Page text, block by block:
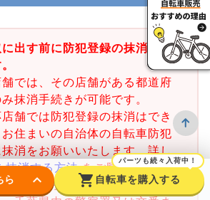
出す前に防犯登録の抹消をお
では、その店舗がある都道府
抹消手続きが可能です。
舗では防犯登録の抹消はでき
住まいの自治体の自転車防犯
消をお願いいたします。詳し
抹消する方法をご覧ください。
録抹消手続きは店舗で行うこ
ら keyboard_arrow_down shopping_cart
パーツも続々入荷中！
自転車を購入する